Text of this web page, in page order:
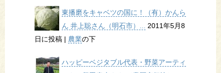
東播磨をキャベツの国に！（有）かんら
ん 井上聡さん（明石市）... 2011年5月8
日に投稿 | 農業の下
ハッピーベジタブル代表・野菜アーティ